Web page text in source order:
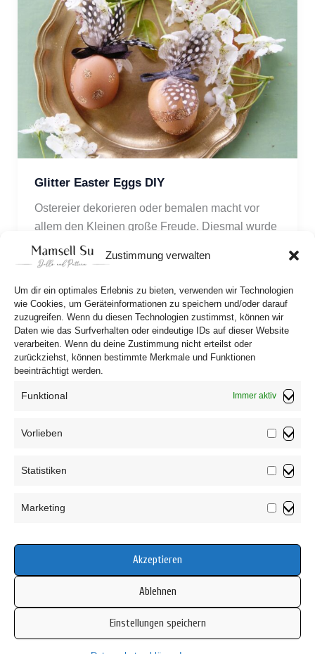
Zustimmung verwalten
Um dir ein optimales Erlebnis zu bieten, verwenden wir Technologien
wie Cookies, um Geräteinformationen zu speichern und/oder darauf
zuzugreifen. Wenn du diesen Technologien zustimmst, können wir
Daten wie das Surfverhalten oder eindeutige IDs auf dieser Website
verarbeiten. Wenn du deine Zustimmung nicht erteilst oder
zurückziehst, können bestimmte Merkmale und Funktionen
beeinträchtigt werden.
Funktional Immer aktiv
Vorlieben
Statistiken
Marketing
Akzeptieren
Ablehnen
Einstellungen speichern
Glitter Easter Eggs DIY
Ostereier dekorieren oder bemalen macht vor
allem den Kleinen große Freude. Diesmal wurde
es aber weniger bunt, dafür mit Glitzer.
Cookie-Richtlinie (EU)
Copyright © 2026 Mamsell Su